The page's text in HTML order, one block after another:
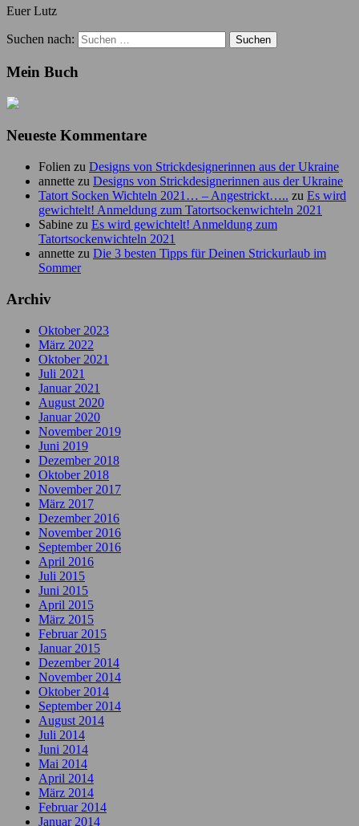
Euer Lutz
Suchen nach:
Mein Buch
Neueste Kommentare
Folien zu Designs von Strickdesignerinnen aus der Ukraine
annette zu Designs von Strickdesignerinnen aus der Ukraine
Tatort Socken Wichteln 2021… – Angestrickt….. zu Es wird
gewichtelt! Anmeldung zum Tatortsockenwichteln 2021
Sabine zu Es wird gewichtelt! Anmeldung zum
Tatortsockenwichteln 2021
annette zu Die 3 besten Tipps für Deinen Strickurlaub im
Sommer
Archiv
Oktober 2023
März 2022
Oktober 2021
Juli 2021
Januar 2021
August 2020
Januar 2020
November 2019
Juni 2019
Dezember 2018
Oktober 2018
November 2017
März 2017
Dezember 2016
November 2016
September 2016
April 2016
Juli 2015
Juni 2015
April 2015
März 2015
Februar 2015
Januar 2015
Dezember 2014
November 2014
Oktober 2014
September 2014
August 2014
Juli 2014
Juni 2014
Mai 2014
April 2014
März 2014
Februar 2014
Januar 2014